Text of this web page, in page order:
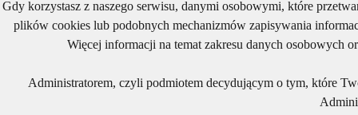
Gdy korzystasz z naszego serwisu, danymi osobowymi, które
plików cookies lub podobnych mechanizmów zapisywania
Więcej informacji na temat zakresu danych osobowych
Administratorem, czyli podmiotem decydującym o tym, które